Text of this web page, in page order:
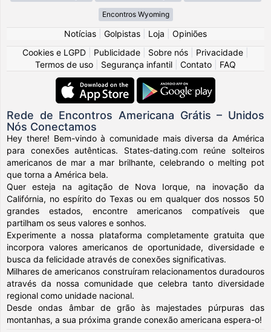
Encontros Wyoming
Notícias Golpistas Loja
Opiniões
Cookies e LGPD
Publicidade Sobre nós Privacidade
Termos de uso
Segurança infantil Contato FAQ
Rede de Encontros Americana Grátis – Unidos
Nós Conectamos
Hey there! Bem-vindo à comunidade mais diversa da América
para conexões autênticas. States-dating.com reúne solteiros
americanos de mar a mar brilhante, celebrando o melting pot
que torna a América bela.
Quer esteja na agitação de Nova Iorque, na inovação da
Califórnia, no espírito do Texas ou em qualquer dos nossos 50
grandes estados, encontre americanos compatíveis que
partilham os seus valores e sonhos.
Experimente a nossa plataforma completamente gratuita que
incorpora valores americanos de oportunidade, diversidade e
busca da felicidade através de conexões significativas.
Milhares de americanos construíram relacionamentos duradouros
através da nossa comunidade que celebra tanto diversidade
regional como unidade nacional.
Desde ondas âmbar de grão às majestades púrpuras das
montanhas, a sua próxima grande conexão americana espera-o!